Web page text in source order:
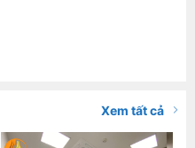
Xem tất cả